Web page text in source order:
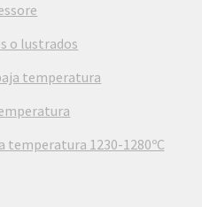
o lustrados
temperatura
temperatura 1230-1280ºC